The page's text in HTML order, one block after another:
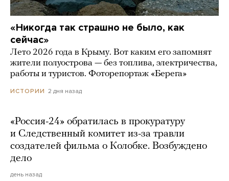
«Никогда так страшно не было, как
сейчас»
Лето 2026 года в Крыму. Вот каким его запомнят
жители полуострова — без топлива, электричества,
работы и туристов. Фоторепортаж «Берега»
ИСТОРИИ 2 дня назад
«Россия-24» обратилась в прокуратуру
и Следственный комитет из-за травли
создателей фильма о Колобке. Возбуждено
дело
день назад